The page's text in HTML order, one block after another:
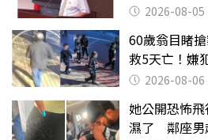
2026-08-05
60歲翁目睹
救5天亡！嫌
2026-08-06
她公開恐怖
濕了 鄰座男